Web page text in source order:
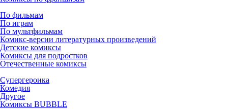
По фильмам
По играм
По мультфильмам
Комикс-версии литературных произведений
Детские комиксы
Комиксы для подростков
Отечественные комиксы
Супергероика
Комедия
Другое
Комиксы BUBBLE